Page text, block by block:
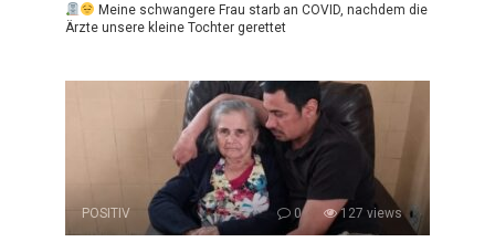
Meine schwangere Frau starb an COVID, nachdem die
Ärzte unsere kleine Tochter gerettet
POSITIV 0 127 views